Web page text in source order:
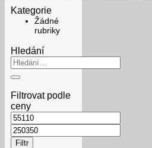
Kategorie
Žádné
rubriky
Hledání
Hledat:
Filtrovat podle
ceny
Minimální
cena
Maximální
cena
Filtr